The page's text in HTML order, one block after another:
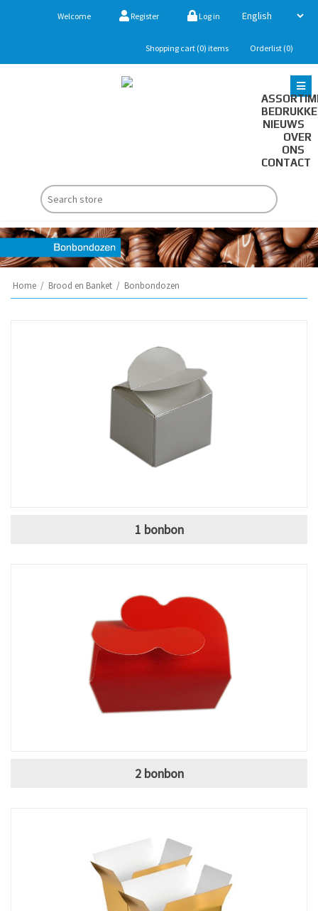
Welcome Register Log in
Shopping cart (0) items Orderlist (0)
NIEUWS
OVER
ONS
CONTACT
Home / Brood en Banket / Bonbondozen
1 bonbon
2 bonbon